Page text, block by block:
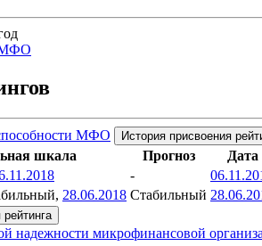
МФО
МФО История присвоения
шкала Прогноз
Дата
-
28.06.2018 Стабильный
надежности микрофинансовой